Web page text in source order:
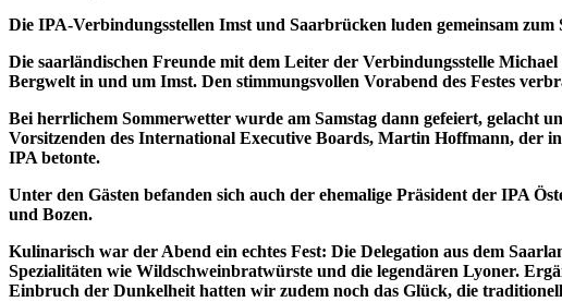
Die IPA-Verbindungsstellen Imst und Saarbrücken luden gemeinsam
Die saarländischen Freunde mit dem Leiter der Verbindungsstelle
Bergwelt in und um Imst. Den stimmungsvollen Vorabend des Festes
Bei herrlichem Sommerwetter wurde am Samstag dann gefeiert, gelacht
Vorsitzenden des International Executive Boards, Martin Hoffmann, der
IPA betonte.
Unter den Gästen befanden sich auch der ehemalige Präsident der IPA
und Bozen.
Kulinarisch war der Abend ein echtes Fest: Die Delegation aus dem
Spezialitäten wie Wildschweinbratwürste und die legendären Lyoner.
Einbruch der Dunkelheit hatten wir zudem noch das Glück, die